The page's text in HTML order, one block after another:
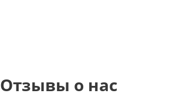
Отзывы о нас